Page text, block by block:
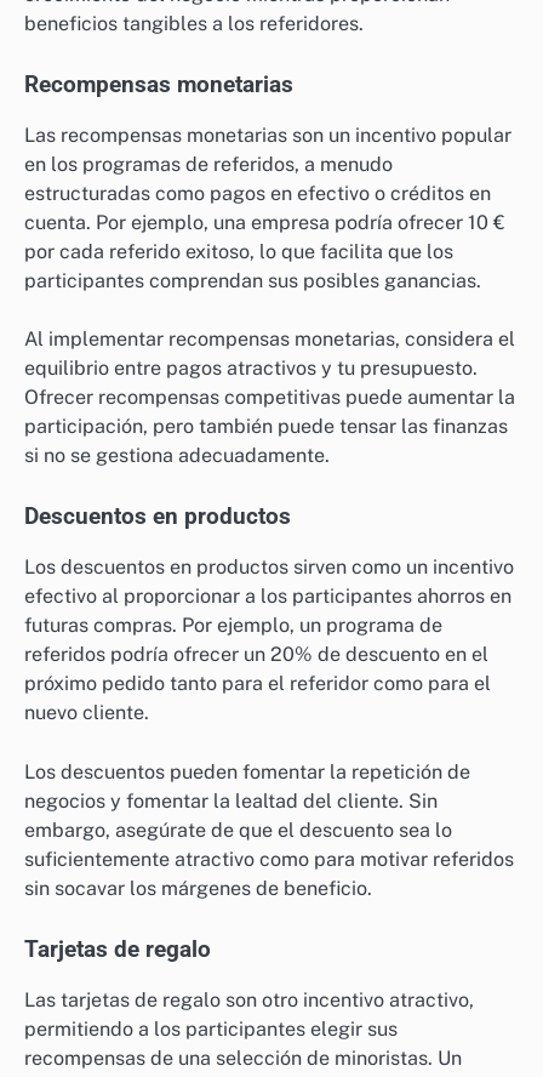
beneficios tangibles a los referidores.
Recompensas monetarias
Las recompensas monetarias son un incentivo popular
en los programas de referidos, a menudo
estructuradas como pagos en efectivo o créditos en
cuenta. Por ejemplo, una empresa podría ofrecer 10 €
por cada referido exitoso, lo que facilita que los
participantes comprendan sus posibles ganancias.
Al implementar recompensas monetarias, considera el
equilibrio entre pagos atractivos y tu presupuesto.
Ofrecer recompensas competitivas puede aumentar la
participación, pero también puede tensar las finanzas
si no se gestiona adecuadamente.
Descuentos en productos
Los descuentos en productos sirven como un incentivo
efectivo al proporcionar a los participantes ahorros en
futuras compras. Por ejemplo, un programa de
referidos podría ofrecer un 20% de descuento en el
próximo pedido tanto para el referidor como para el
nuevo cliente.
Los descuentos pueden fomentar la repetición de
negocios y fomentar la lealtad del cliente. Sin
embargo, asegúrate de que el descuento sea lo
suficientemente atractivo como para motivar referidos
sin socavar los márgenes de beneficio.
Tarjetas de regalo
Las tarjetas de regalo son otro incentivo atractivo,
permitiendo a los participantes elegir sus
recompensas de una selección de minoristas. Un